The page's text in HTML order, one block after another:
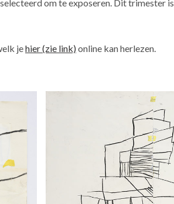
om te exposeren. Dit trimester is
jehier (zie link) online kan herlezen.